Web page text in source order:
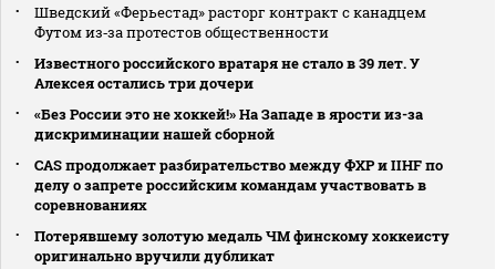
Шведский «Ферьестад» расторг контракт с канадцем
Футом из‑за протестов общественности
Известного российского вратаря не стало в 39 лет. У
Алексея остались три дочери
«Без России это не хоккей!» На Западе в ярости из-за
дискриминации нашей сборной
CAS продолжает разбирательство между ФХР и IIHF по
делу о запрете российским командам участвовать в
соревнованиях
Потерявшему золотую медаль ЧМ финскому хоккеисту
оригинально вручили дубликат